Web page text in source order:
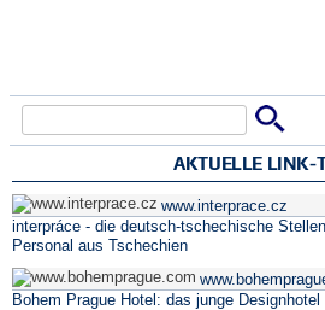
Suchformular
AKTUELLE LINK-
www.interprace.cz
interpráce - die deutsch-tschechische
Personal aus Tschechien
Bohem Prague Hotel: das junge